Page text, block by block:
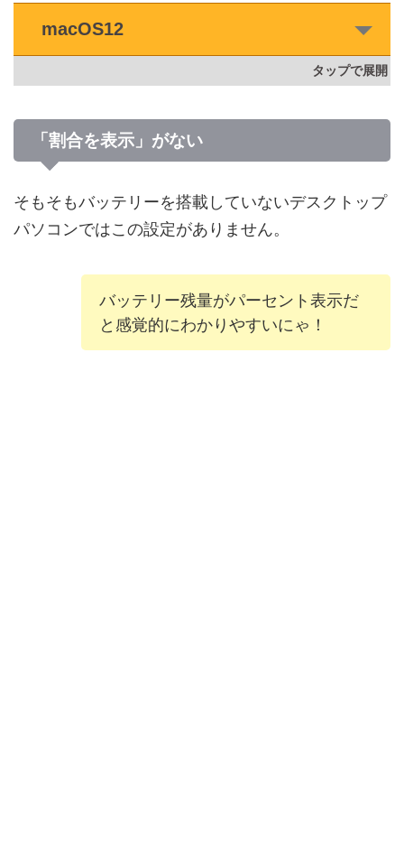
macOS12
「割合を表示」がない
そもそもバッテリーを搭載していないデスクトップ
パソコンではこの設定がありません。
バッテリー残量がパーセント表示だ
と感覚的にわかりやすいにゃ！